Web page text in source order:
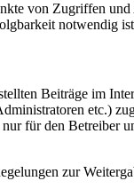
von Zugriffen
notwendig
Beiträge im
etc.)
für den Betreiber
zur